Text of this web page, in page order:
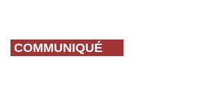
COMMUNIQUÉ